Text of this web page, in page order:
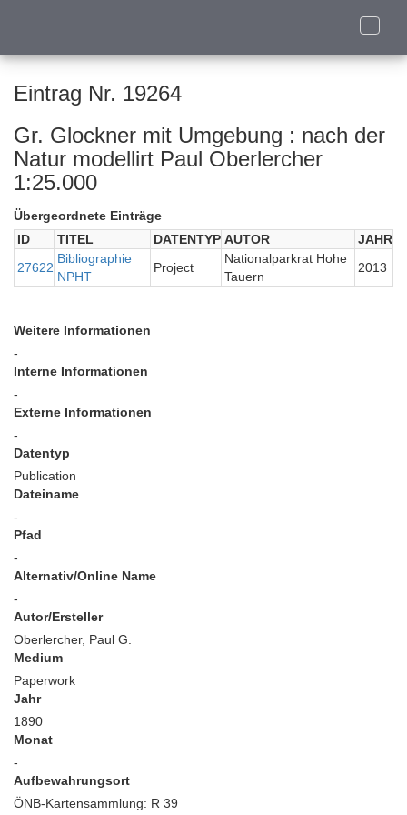
Toggle
Eintrag Nr. 19264
Gr. Glockner mit Umgebung : nach der
Natur modellirt Paul Oberlercher
1:25.000
Übergeordnete Einträge
ID
TITEL DATENTYP AUTOR
JAHR
27622
Bibliographie
NPHT
Project
Nationalparkrat Hohe
Tauern
2013
Weitere Informationen
-
Interne Informationen
-
Externe Informationen
-
Datentyp
Publication
Dateiname
-
Pfad
-
Alternativ/Online Name
-
Autor/Ersteller
Oberlercher, Paul G.
Medium
Paperwork
Jahr
1890
Monat
-
Aufbewahrungsort
ÖNB-Kartensammlung: R 39